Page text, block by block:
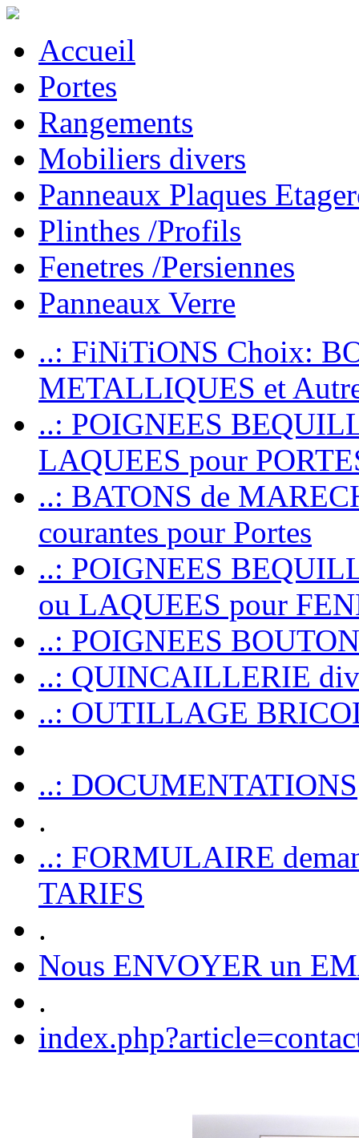
Accueil
Portes
Rangements
Mobiliers divers
Panneaux Plaques
Plinthes /Profils
Fenetres /Persiennes
Panneaux Verre
..: FiNiTiONS Choix:
METALLIQUES et
..: POIGNEES
LAQUEES pour
..: BATONS de
courantes pour Portes
..: POIGNEES
ou LAQUEES pour
..: POIGNEES
..: QUINCAILLERIE
..: OUTILLAGE
..: DOCUMENTATIONS
.
..: FORMULAIRE
TARIFS
.
Nous ENVOYER un
.